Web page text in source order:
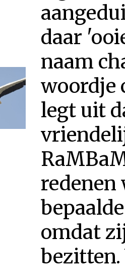
daar
naam
woordje
legt uit
redenen
omdat
bezitten.